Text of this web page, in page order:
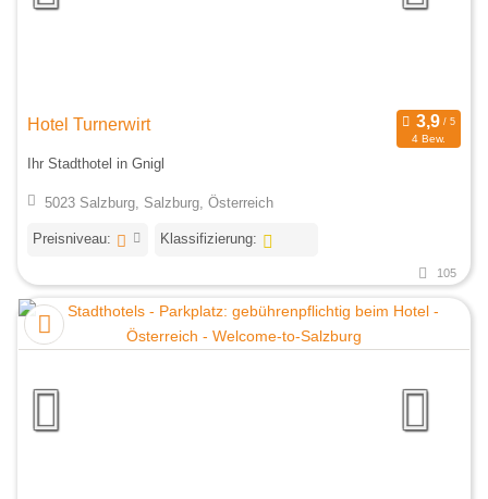
Hotel Turnerwirt
4 Bew.
Ihr Stadthotel in Gnigl
5023 Salzburg, Salzburg, Österreich
Preisniveau: Klassifizierung:
105